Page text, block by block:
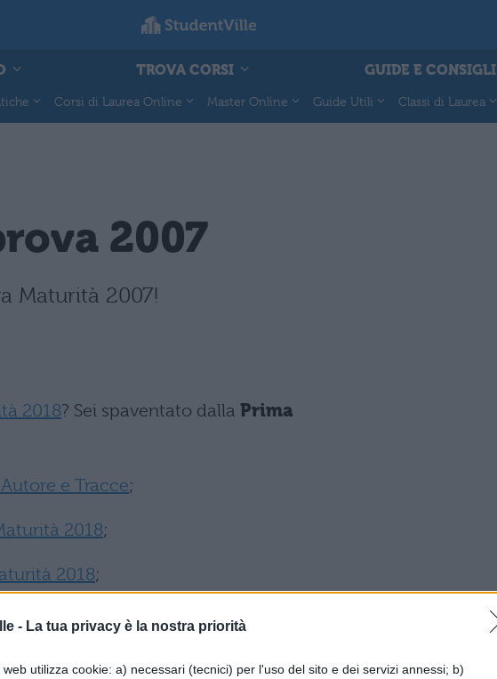
- La tua privacy è la nostra priorità
utilizza cookie: a) necessari (tecnici) per l'uso del sito e dei servizi annessi; b)
TROVA CORSI GUIDE E CONSIGLI
Corsi di Laurea Online Master Online Guide Utili Classi di Laurea
2007
Maturità 2007!
2018? Sei spaventato dalla Prima
e Tracce;
2018;
2018;
dellaMaturità 2007ed esercitarti, scarica